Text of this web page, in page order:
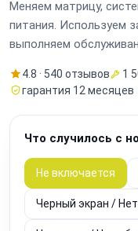
Меняем матрицу,
питания. Используем
выполняем
4.8 · 540 отзывов
1
гарантия 12 месяцев
Что случилось с
Не включается
Черный экран /